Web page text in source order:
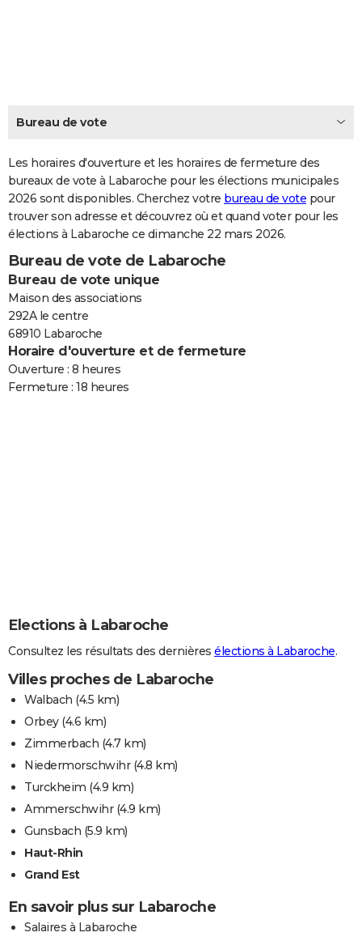
CARTE DE VOEUX
Dictionnaire
Biographies
Citations
Expressions
Proverbes
PROGRAMME TV
COPAINS D'AVANT
FORUM
Bricolage
Lifestyle
Culture
Sport
Auto
Television
Voyage
Cinema
Bureau de vote
Les horaires d'ouverture et les horaires de fermeture des
bureaux de vote à Labaroche pour les élections municipales
2026 sont disponibles. Cherchez votre bureau de vote pour
trouver son adresse et découvrez où et quand voter pour les
élections à Labaroche ce dimanche 22 mars 2026.
Bureau de vote de Labaroche
Bureau de vote unique
Maison des associations
292A le centre
68910 Labaroche
Horaire d'ouverture et de fermeture
Ouverture : 8 heures
Fermeture : 18 heures
Elections à Labaroche
Consultez les résultats des dernières élections à Labaroche.
Villes proches de Labaroche
Walbach (4.5 km)
Orbey(4.6 km)
Zimmerbach (4.7 km)
Niedermorschwihr(4.8 km)
Turckheim (4.9 km)
Ammerschwihr(4.9 km)
Gunsbach (5.9 km)
Haut-Rhin
Grand Est
En savoir plus sur Labaroche
Salaires à Labaroche